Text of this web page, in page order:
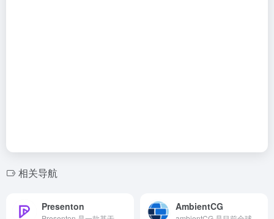
相关导航
Presenton AmbientCG